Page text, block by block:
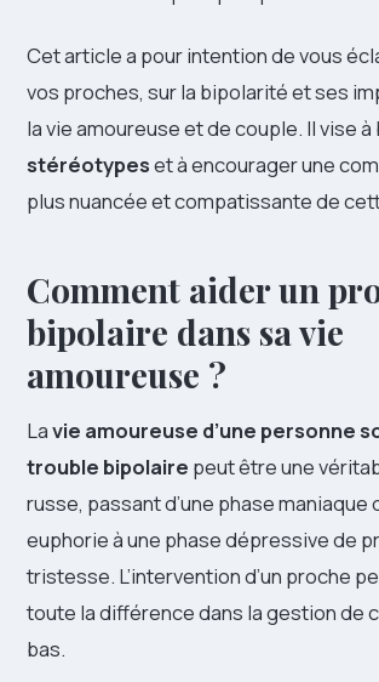
Cet article a pour intention de vous
vos proches, sur la bipolarité et ses
la vie amoureuse et de couple. Il vise
stéréotypeset à encourager une
plus nuancée et compatissante de
Comment aider un
bipolaire dans sa vie
amoureuse ?
Lavie amoureuse d’une personne
trouble bipolaire peut être une
russe, passant d’une phase maniaque
euphorie à une phase dépressive de
tristesse. L’intervention d’un proche
toute la différence dans la gestion de
bas.